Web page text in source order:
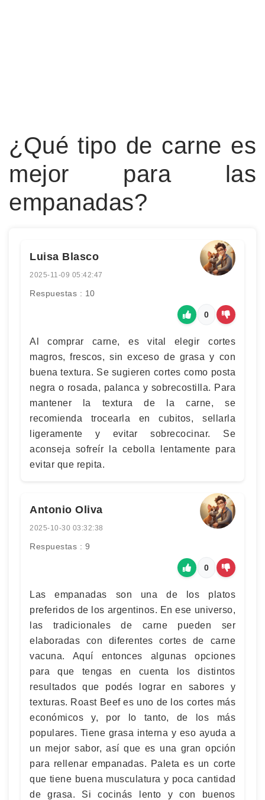
¿Qué tipo de carne es
mejor para las
empanadas?
Luisa Blasco
2025-11-09 05:42:47
Respuestas : 10
0
Al comprar carne, es vital elegir cortes
magros, frescos, sin exceso de grasa y con
buena textura. Se sugieren cortes como posta
negra o rosada, palanca y sobrecostilla. Para
mantener la textura de la carne, se
recomienda trocearla en cubitos, sellarla
ligeramente y evitar sobrecocinar. Se
aconseja sofreír la cebolla lentamente para
evitar que repita.
Antonio Oliva
2025-10-30 03:32:38
Respuestas : 9
0
Las empanadas son una de los platos
preferidos de los argentinos. En ese universo,
las tradicionales de carne pueden ser
elaboradas con diferentes cortes de carne
vacuna. Aquí entonces algunas opciones
para que tengas en cuenta los distintos
resultados que podés lograr en sabores y
texturas. Roast Beef es uno de los cortes más
económicos y, por lo tanto, de los más
populares. Tiene grasa interna y eso ayuda a
un mejor sabor, así que es una gran opción
para rellenar empanadas. Paleta es un corte
que tiene buena musculatura y poca cantidad
de grasa. Si cocinás lento y con buenos